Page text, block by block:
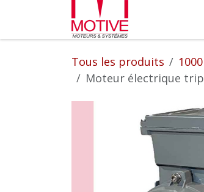
Se rendre au contenu
Tous les produits
Moteur électrique